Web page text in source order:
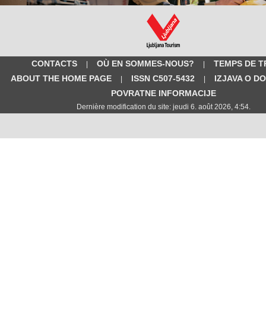
CONTACTS | OÙ EN SOMMES-NOUS? |
TEMPS DE
ABOUT THE HOME PAGE
| ISSN C507-5432 |
IZJAVA O
POVRATNE INFORMACIJE
Dernière modification du site: jeudi 6. août 2026, 4:54.